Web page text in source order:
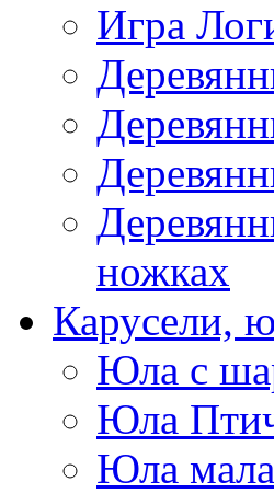
Игра
ножках
Карусели,
Юла с
Юла
Юла